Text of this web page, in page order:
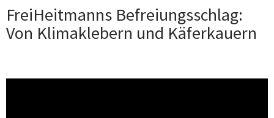
FreiHeitmanns Befreiungsschlag:
Von Klimaklebern und Käferkauern